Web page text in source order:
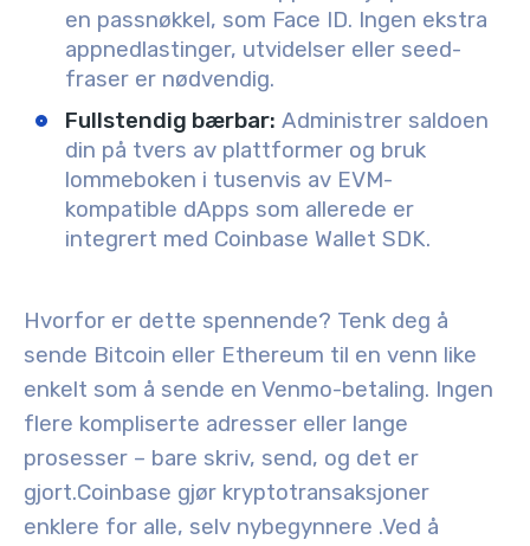
en passnøkkel, som Face ID. Ingen ekstra
appnedlastinger, utvidelser eller seed-
fraser er nødvendig.
Fullstendig bærbar: Administrer saldoen
din på tvers av plattformer og bruk
lommeboken i tusenvis av EVM-
kompatible dApps som allerede er
integrert med Coinbase Wallet SDK.
Hvorfor er dette spennende? Tenk deg å
sende Bitcoin eller Ethereum til en venn like
enkelt som å sende en Venmo-betaling. Ingen
flere kompliserte adresser eller lange
prosesser – bare skriv, send, og det er
gjort.Coinbase gjør kryptotransaksjoner
enklere for alle, selv nybegynnere .Ved å